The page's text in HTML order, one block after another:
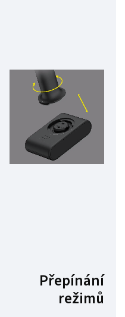
Přepínání
režimů